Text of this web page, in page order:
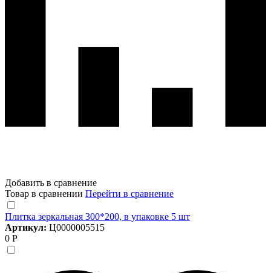
Добавить в сравнение
Товар в сравнении Перейти в сравнение
Плитка зеркальная 300*200, в упаковке 5 шт
Артикул: Ц0000005515
0 Р